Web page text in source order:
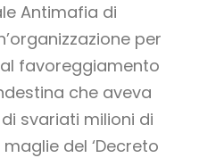
Antimafia di
per
favoreggiamento
che aveva
svariati milioni di
del ‘Decreto